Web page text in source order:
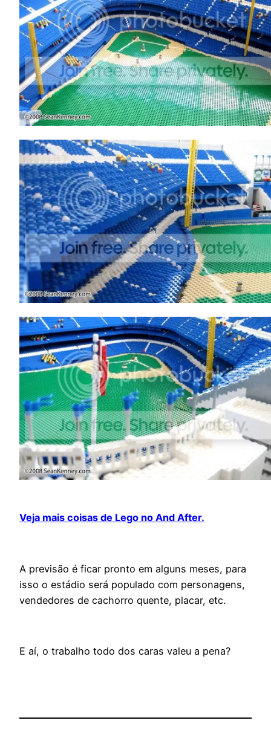
Veja mais coisas de Lego no And After.
A previsão é ficar pronto em alguns meses, para
isso o estádio será populado com personagens,
vendedores de cachorro quente, placar, etc.
E aí, o trabalho todo dos caras valeu a pena?